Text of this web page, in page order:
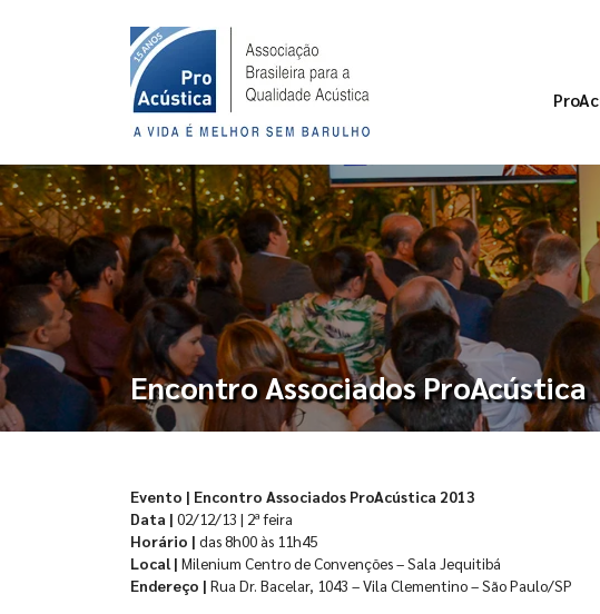
Encontro Associados ProAcústica
Evento | Encontro Associados ProAcústica 2013
Data | 02/12/13 | 2ª feira
Horário | das 8h00 às 11h45
Local | Milenium Centro de Convenções – Sala Jequitibá
Endereço | Rua Dr. Bacelar, 1043 – Vila Clementino – São Paulo/SP